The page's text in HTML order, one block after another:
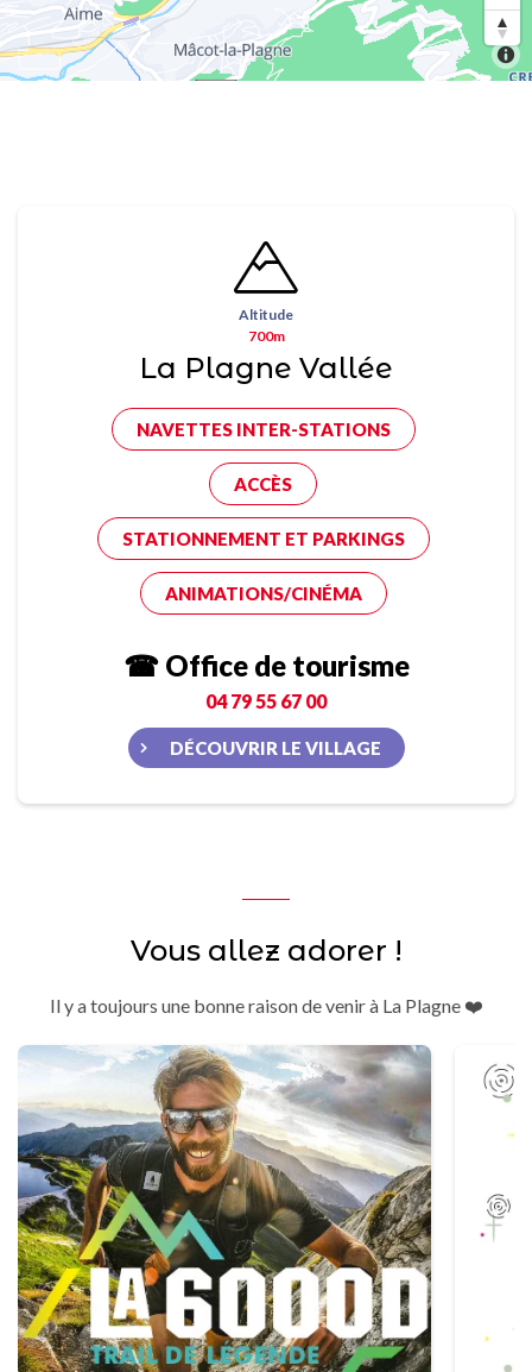
Altitude
700m
La Plagne Vallée
NAVETTES INTER-STATIONS
ACCÈS
STATIONNEMENT ET PARKINGS
ANIMATIONS/CINÉMA
☎ Office de tourisme
04 79 55 67 00
DÉCOUVRIR LE VILLAGE
Vous allez adorer !
Il y a toujours une bonne raison de venir à La Plagne ❤️